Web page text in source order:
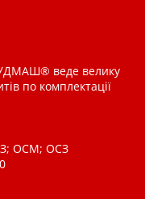
веде велику
по комплектації
ОСМ; ОСЗ